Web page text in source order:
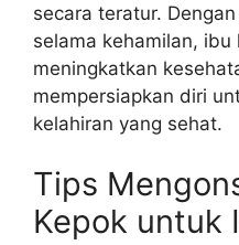
secara teratur.
selama kehamilan, ibu
meningkatkan
mempersiapkan diri
kelahiran yang sehat.
Tips
Kepok untuk